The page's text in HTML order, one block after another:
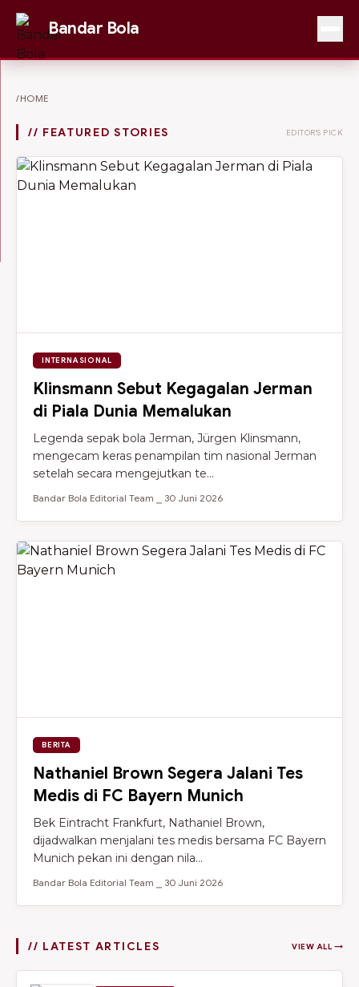
Bandar Bola
/HOME
// FEATURED STORIES EDITOR'S PICK
INTERNASIONAL
Klinsmann Sebut Kegagalan Jerman
di Piala Dunia Memalukan
Legenda sepak bola Jerman, Jürgen Klinsmann,
mengecam keras penampilan tim nasional Jerman
setelah secara mengejutkan te...
Bandar Bola Editorial Team ⎯ 30 Juni 2026
BERITA
Nathaniel Brown Segera Jalani Tes
Medis di FC Bayern Munich
Bek Eintracht Frankfurt, Nathaniel Brown,
dijadwalkan menjalani tes medis bersama FC Bayern
Munich pekan ini dengan nila...
Bandar Bola Editorial Team ⎯ 30 Juni 2026
// LATEST ARTICLES VIEW ALL →